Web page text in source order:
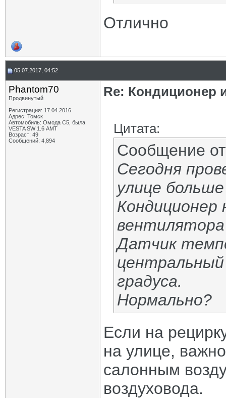
Отлично
05.07.2017, 04:52
Phantom70
Продвинутый
Регистрация: 17.04.2016
Адрес: Томск
Автомобиль: Омода С5, была
VESTA SW 1.6 АМТ
Возраст: 49
Сообщений: 4,894
Re: Кондиционер
Цитата:
Сообщение
Сегодня
улице
вентилятора
Датчик
центральный
градуса.
Нормально?
Если на
на улице,
салонным
воздуховода.